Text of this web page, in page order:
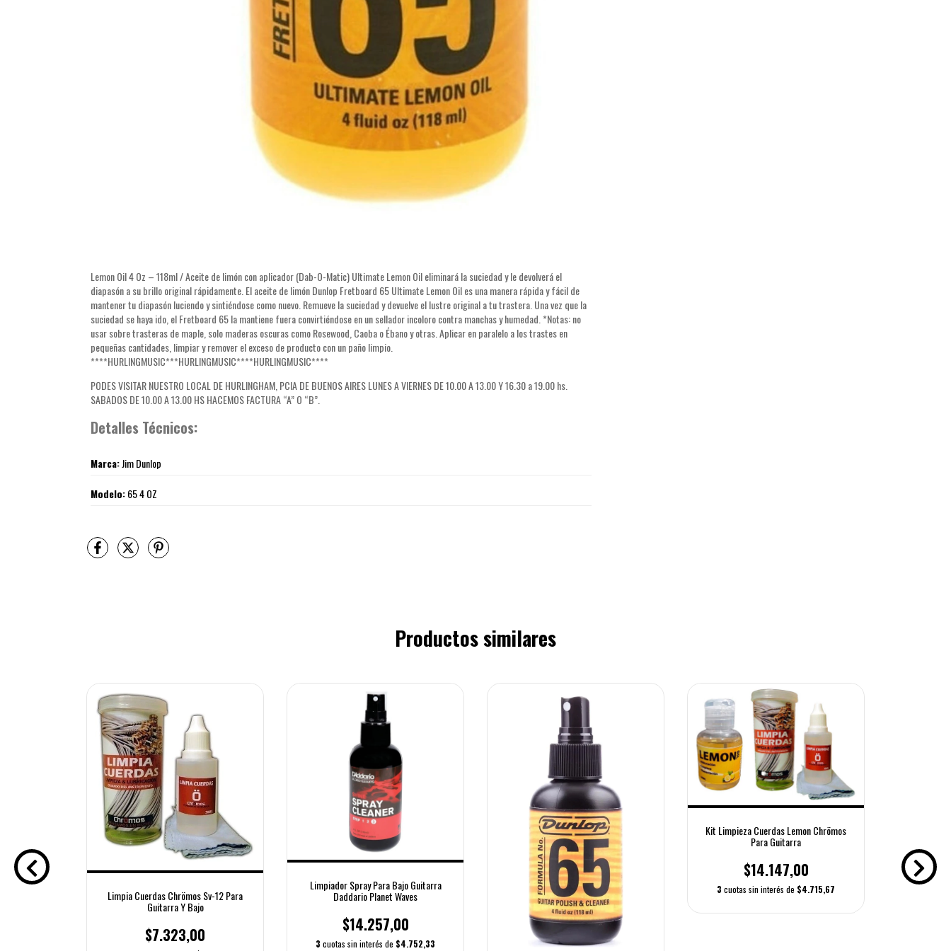
Lemon Oil 4 Oz – 118ml / Aceite de limón con aplicador (Dab-O-Matic) Ultimate Lemon Oil eliminará la suciedad y le devolverá el
diapasón a su brillo original rápidamente. El aceite de limón Dunlop Fretboard 65 Ultimate Lemon Oil es una manera rápida y fácil de
mantener tu diapasón luciendo y sintiéndose como nuevo. Remueve la suciedad y devuelve el lustre original a tu trastera. Una vez que la
suciedad se haya ido, el Fretboard 65 la mantiene fuera convirtiéndose en un sellador incoloro contra manchas y humedad. *Notas: no
usar sobre trasteras de maple, solo maderas oscuras como Rosewood, Caoba o Ébano y otras. Aplicar en paralelo a los trastes en
pequeñas cantidades, limpiar y remover el exceso de producto con un paño limpio.
****HURLINGMUSIC***HURLINGMUSIC****HURLINGMUSIC****
PODES VISITAR NUESTRO LOCAL DE HURLINGHAM, PCIA DE BUENOS AIRES LUNES A VIERNES DE 10.00 A 13.00 Y 16.30 a 19.00 hs.
SABADOS DE 10.00 A 13.00 HS HACEMOS FACTURA “A” O “B”.
Detalles Técnicos:
Marca:Jim Dunlop
Modelo:65 4 OZ
Productos similares
Limpia Cuerdas Chrömos Sv-12 Para
Guitarra Y Bajo
$7.323,00
Limpiador Spray Para Bajo Guitarra
Daddario Planet Waves
$14.257,00
3 cuotas sin interés de $4.752,33
Kit Limpieza Cuerdas Lemon Chrömos
Para Guitarra
$14.147,00
3 cuotas sin interés de $4.715,67